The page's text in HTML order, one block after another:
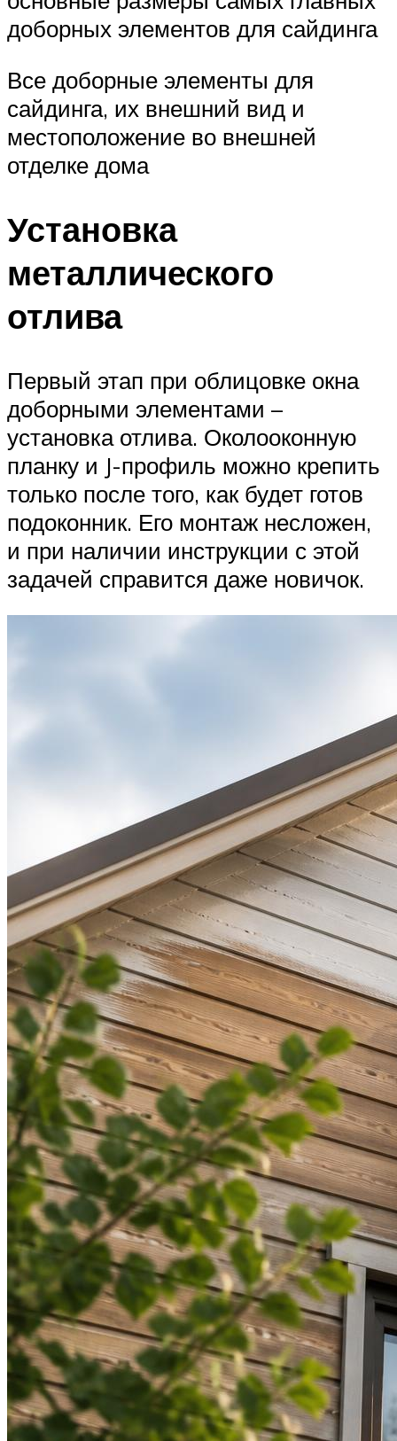
доборных элементов для сайдинга
Все доборные элементы для
сайдинга, их внешний вид и
местоположение во внешней
отделке дома
Установка
металлического
отлива
Первый этап при облицовке окна
доборными элементами –
установка отлива. Околооконную
планку и J-профиль можно крепить
только после того, как будет готов
подоконник. Его монтаж несложен,
и при наличии инструкции с этой
задачей справится даже новичок.